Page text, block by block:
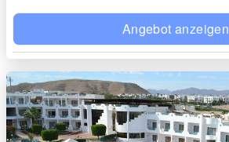
Angebot anzeigen